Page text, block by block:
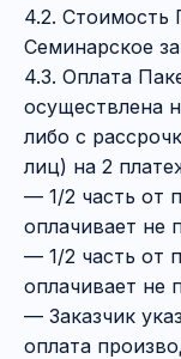
4.2. Стоимость
Семинарское
4.3. Оплата
осуществлена
либо с
лиц) на 2
— 1/2 часть от
оплачивает не
— 1/2 часть от
оплачивает не
— Заказчик
оплата